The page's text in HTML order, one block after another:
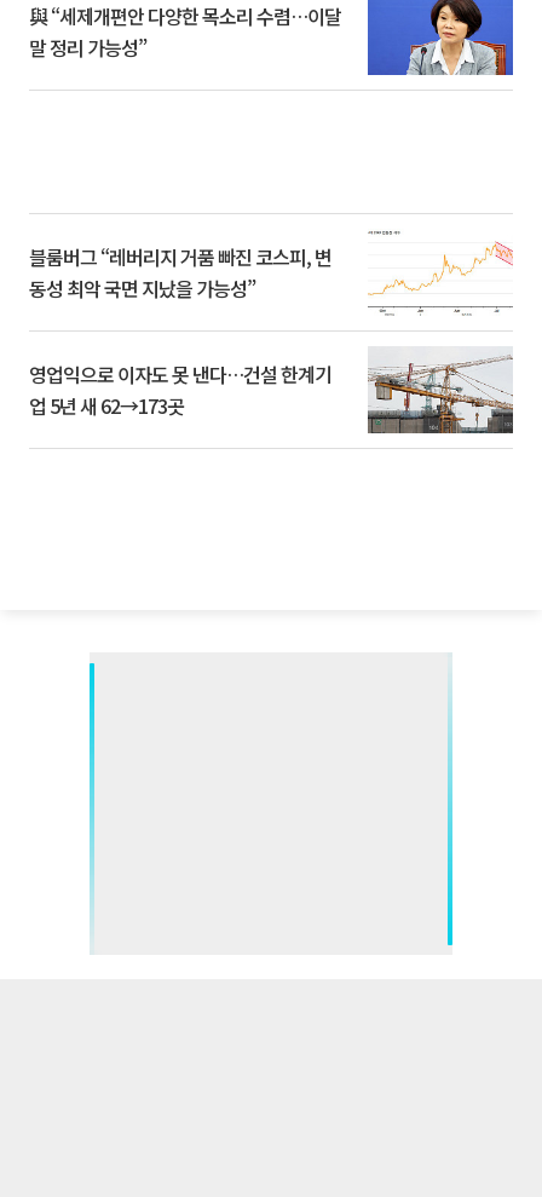
與 “세제개편안 다양한 목소리 수렴…이달
말 정리 가능성”
블룸버그 “레버리지 거품 빠진 코스피, 변
동성 최악 국면 지났을 가능성”
영업익으로 이자도 못 낸다…건설 한계기
업 5년 새 62→173곳